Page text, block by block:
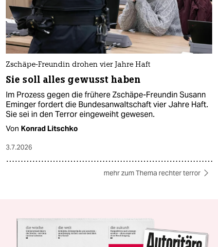
Zschäpe-Freundin drohen vier Jahre Haft
Sie soll alles gewusst haben
Im Prozess gegen die frühere Zschäpe-Freundin Susann
Eminger fordert die Bundesanwaltschaft vier Jahre Haft.
Sie sei in den Terror eingeweiht gewesen.
Von Konrad Litschko
3.7.2026
mehr zum Thema rechter terror